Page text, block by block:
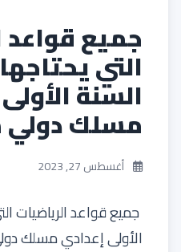
جميع قواعد
التي
السنة
مسلك دولي
أغسطس 27, 2023
جميع قواعد الرياضيات
الأولى إعدادي مسلك